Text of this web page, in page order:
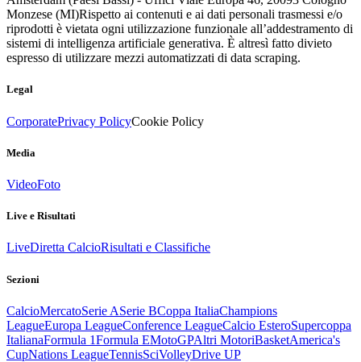
Monzese (MI)Rispetto ai contenuti e ai dati personali trasmessi e/o
riprodotti è vietata ogni utilizzazione funzionale all’addestramento di
sistemi di intelligenza artificiale generativa. È altresì fatto divieto
espresso di utilizzare mezzi automatizzati di data scraping.
Legal
CorporatePrivacy PolicyCookie Policy
Media
VideoFoto
Live e Risultati
LiveDiretta CalcioRisultati e Classifiche
Sezioni
CalcioMercatoSerie ASerie BCoppa ItaliaChampions
LeagueEuropa LeagueConference LeagueCalcio EsteroSupercoppa
ItalianaFormula 1Formula EMotoGPAltri MotoriBasketAmerica's
CupNations LeagueTennisSciVolleyDrive UP